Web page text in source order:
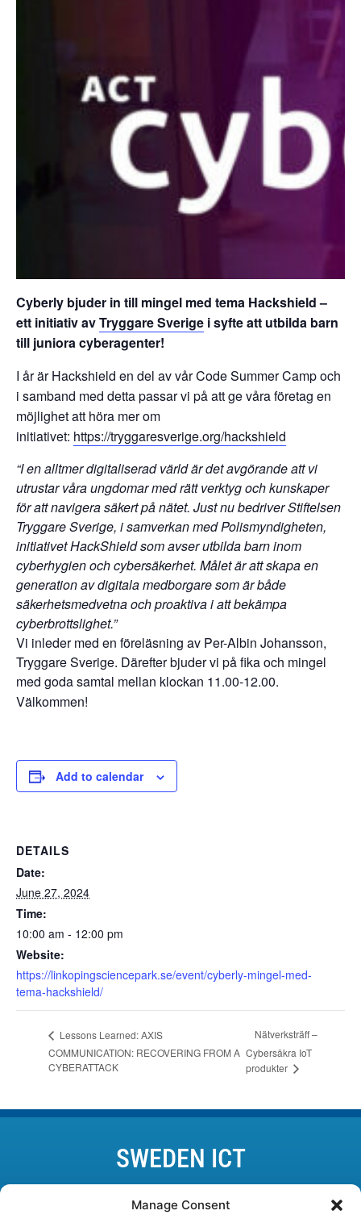
Manage Consent
Cyberly bjuder in till mingel med tema Hackshield –
ett initiativ avTryggare Sverige i syfte att utbilda barn
till juniora cyberagenter!
I år är Hackshield en del av vår Code Summer Camp och
i samband med detta passar vi på att ge våra företag en
möjlighet att höra mer om
initiativet: https://tryggaresverige.org/hackshield
“I en alltmer digitaliserad värld är det avgörande att vi
utrustar våra ungdomar med rätt verktyg och kunskaper
för att navigera säkert på nätet. Just nu bedriver Stiftelsen
Tryggare Sverige, i samverkan med Polismyndigheten,
initiativet HackShield som avser utbilda barn inom
cyberhygien och cybersäkerhet. Målet är att skapa en
generation av digitala medborgare som är både
säkerhetsmedvetna och proaktiva i att bekämpa
cyberbrottslighet.”
Vi inleder med en föreläsning av Per-Albin Johansson,
Tryggare Sverige. Därefter bjuder vi på fika och mingel
med goda samtal mellan klockan 11.00-12.00.
Välkommen!
Add to calendar
DETAILS
Date:
June 27, 2024
Time:
10:00 am - 12:00 pm
Website:
https://linkopingsciencepark.se/event/cyberly-mingel-med-
tema-hackshield/
Lessons Learned: AXIS
COMMUNICATION: RECOVERING FROM A
CYBERATTACK
Nätverksträff –
Cybersäkra IoT
produkter
SWEDEN ICT